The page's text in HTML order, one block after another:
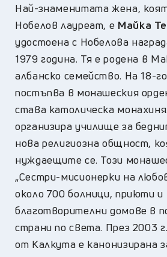
Най-знаменитата жена,
Нобелов лауреат, е Майка
удостоена с Нобелова
1979 година. Тя е родена в
албанско семейство. На 18-
постъпва в монашеския
става католическа
организира училище за
нова религиозна общност,
нуждаещите се. Този
„Сестри-мисионерки на
около 700 болници, приюти и
благотворителни домове в
страни по света. През 2003
от Калкута е канонизирана